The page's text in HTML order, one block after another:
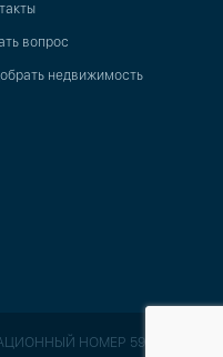
вопрос
недвижимость
НОМЕР 591,